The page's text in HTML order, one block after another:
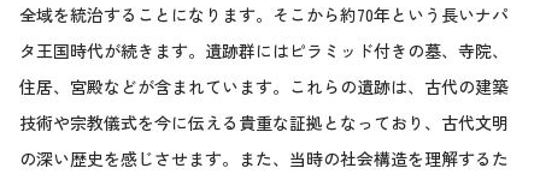
全域を統治することになります。そこから約70年という長いナパ
タ王国時代が続きます。遺跡群にはピラミッド付きの墓、寺院、
住居、宮殿などが含まれています。これらの遺跡は、古代の建築
技術や宗教儀式を今に伝える貴重な証拠となっており、古代文明
の深い歴史を感じさせます。また、当時の社会構造を理解するた